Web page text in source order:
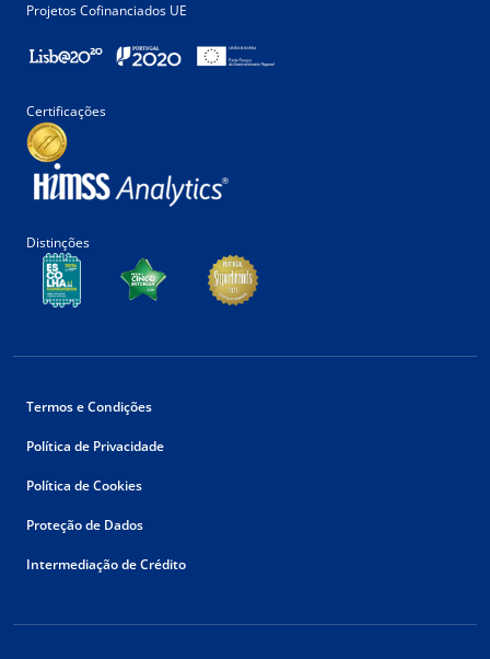
Projetos Cofinanciados UE
Certificações
Distinções
Termos e Condições
Política de Privacidade
Política de Cookies
Proteção de Dados
Intermediação de Crédito